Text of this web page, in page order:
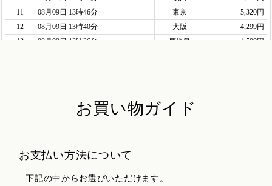
お買い物ガイド
お支払い方法について
下記の中からお選びいただけます。